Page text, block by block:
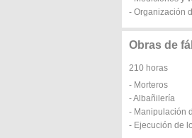
- Organización
Obras de
210 horas
- Morteros
- Albañilería
- Manipulación
- Ejecución de